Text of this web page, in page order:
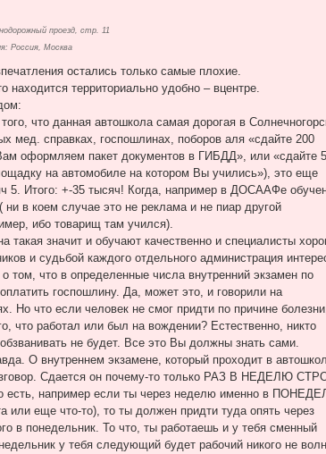
проезд, стр. 11
Россия, Москва
остались только самые плохие.
находится территориально удобно – вцентре.
что данная автошкола самая дорогая в
мед. справках, госпошлинах, поборов аля «сдайте 200
оформляем пакет документов в ГИБДД», или «сдайте
на автомобиле на котором Вы учились»), это еще
5. Итого: +-35 тысяч! Когда, например в ДОСААФе
ни в коем случае это не реклама и не пиар другой
ибо товарищ там учился).
такая значит и обучают качественно и специалисты
и судьбой каждого отдельного администрация
том, что в определенные числа внутренний экзамен по
госпошлину. Да, может это, и говорили на
Но что если человек не смог придти по причине
что работал или был на вождении? Естественно, никто
не будет. Все это Вы должны знать сами.
О внутреннем экзамене, который проходит в
Сдается он почему-то только РАЗ В НЕДЕЛЮ
например если ты через неделю именно в
или еще что-то), то ты должен придти туда опять через
в понедельник. То что, ты работаешь и у тебя сменный
у тебя следующий будет рабочий никого не